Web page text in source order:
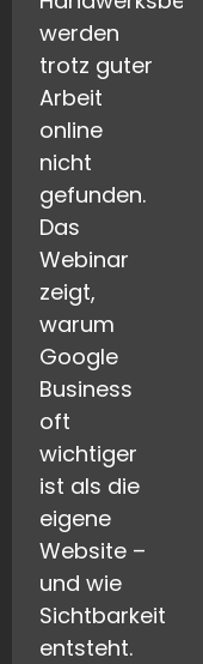
werden
trotz guter
Arbeit
online
nicht
gefunden.
Das
Webinar
zeigt,
warum
Google
Business
oft
wichtiger
ist als die
eigene
Website –
und wie
Sichtbarkeit
entsteht.